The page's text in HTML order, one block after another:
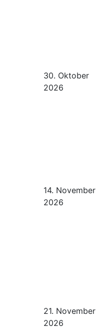
30. Oktober
2026
14. November
2026
21. November
2026